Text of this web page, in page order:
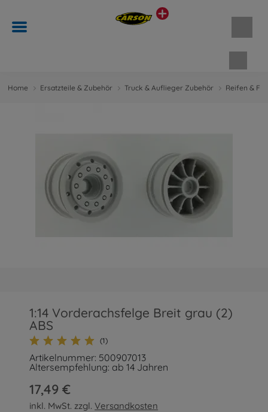
Home Ersatzteile & Zubehör Truck & Auflieger Zubehör Reifen &
1:14 Vorderachsfelge Breit grau (2)
ABS
(1)
Artikelnummer: 500907013
Altersempfehlung: ab 14 Jahren
17,49 €
inkl. MwSt. zzgl.Versandkosten